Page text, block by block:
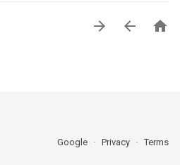



Google Privacy Terms